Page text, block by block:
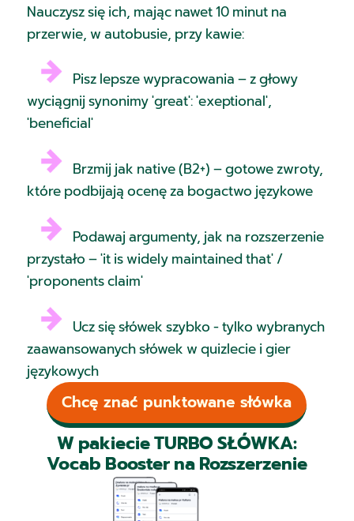
Nauczysz się ich, mając nawet 10 minut na
przerwie, w autobusie, przy kawie:
Pisz lepsze wypracowania – z głowy
wyciągnij synonimy 'great': 'exeptional',
'beneficial'
Brzmij jak native (B2+) – gotowe zwroty,
które podbijają ocenę za bogactwo językowe
Podawaj argumenty, jak na rozszerzenie
przystało – 'it is widely maintained that' /
'proponents claim'
Ucz się słówek szybko - tylko wybranych
zaawansowanych słówek w quizlecie i gier
językowych
Chcę znać punktowane słówka
W pakiecie TURBO SŁÓWKA:
Vocab Booster na Rozszerzenie
dostajesz: